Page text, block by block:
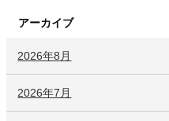
アーカイブ
2026年8月
2026年7月